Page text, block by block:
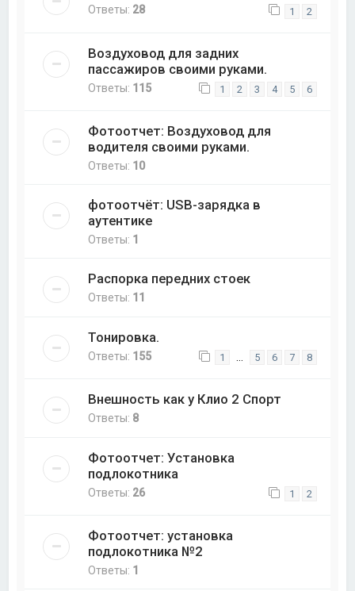
Ответы: 28 1 2
Воздуховод для задних
пассажиров своими руками.
Ответы: 115 1 2 3 4 5 6
Фотоотчет: Воздуховод для
водителя своими руками.
Ответы: 10
фотоотчёт: USB-зарядка в
аутентике
Ответы: 1
Распорка передних стоек
Ответы: 11
Тонировка.
Ответы: 155 1 5 6 7 8
Внешность как у Клио 2 Спорт
Ответы: 8
Фотоотчет: Установка
подлокотника
Ответы: 26 1 2
Фотоотчет: установка
подлокотника №2
Ответы: 1